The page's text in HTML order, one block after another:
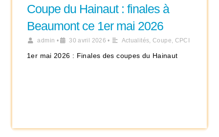
Coupe du Hainaut : finales à
Beaumont ce 1er mai 2026
admin • 30 avril 2026 • Actualités, Coupe, CPCI
1er mai 2026 : Finales des coupes du Hainaut